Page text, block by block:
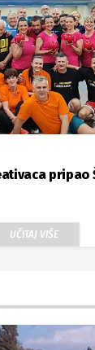
pripao
UČITAJ VIŠE